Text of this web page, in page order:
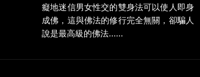
癡地迷信男女性交的雙身法可以使人即身
成佛，這與佛法的修行完全無關，卻騙人
說是最高級的佛法......